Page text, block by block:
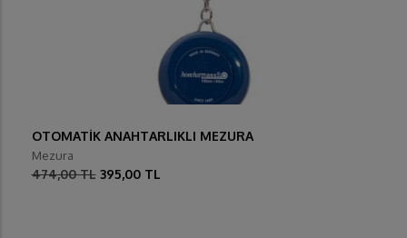
OTOMATİK ANAHTARLIKLI MEZURA
Mezura
474,00 TL 395,00 TL